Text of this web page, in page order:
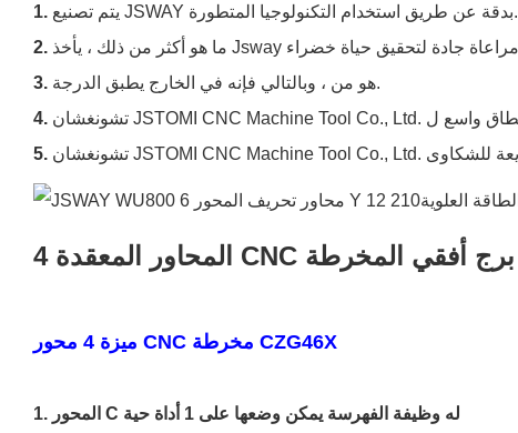
1.
يتم تصنيع JSWAY بدقة عن طريق استخدام التكنولوجيا المتطورة.
2.
3.
هو من ، وبالتالي فإنه في الخارج يطبق الدرجة.
4.
5.
4 المحاور المعقدة CNC برج أفقي المخرطة
ميزة 4 محور CNC مخرطة CZG46X
1. المحور C له وظيفة الفهرسة يمكن وضعها على 1 أداة حية